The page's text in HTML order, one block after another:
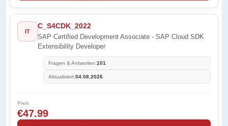
IT
C_S4CDK_2022
SAP Certified Development Associate - SAP Cloud SDK
Extensibility Developer
Fragen & Antworten:101
Aktualisiert:04.08.2026
Preis
€47.99